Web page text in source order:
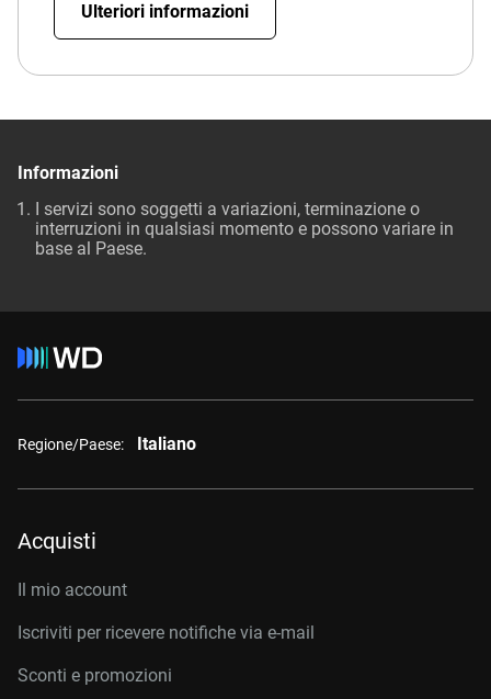
Ulteriori informazioni
Informazioni
I servizi sono soggetti a variazioni, terminazione o
interruzioni in qualsiasi momento e possono variare in
base al Paese.
Regione/Paese: Italiano
Acquisti
Il mio account
Iscriviti per ricevere notifiche via e-mail
Sconti e promozioni